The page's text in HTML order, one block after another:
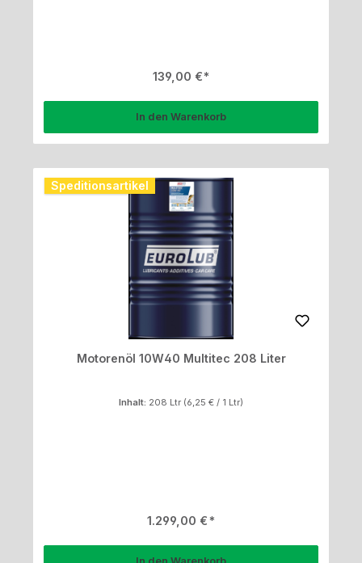
Regulärer Preis:
139,00 €
In den Warenkorb
Speditionsartikel
Motorenöl 10W40 Multitec 208 Liter
Inhalt: 208 Ltr (6,25 € / 1 Ltr)
Regulärer Preis:
1.299,00 €